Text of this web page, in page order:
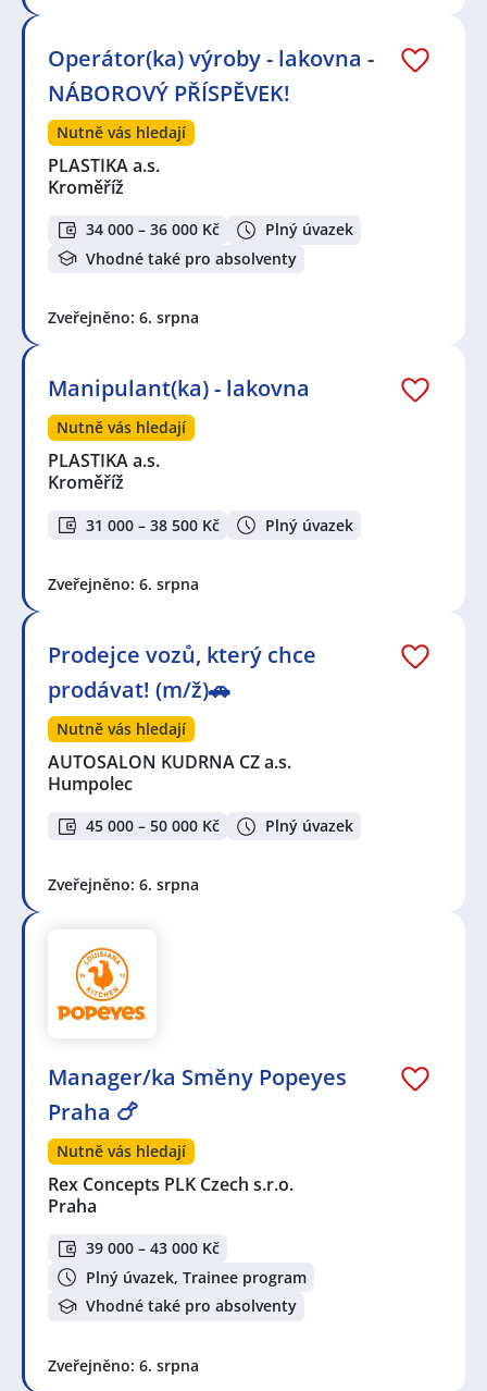
Operátor(ka) výroby - lakovna -
NÁBOROVÝ PŘÍSPĚVEK!
Nutně vás hledají
PLASTIKA a.s.
Kroměříž
34 000 – 36 000 Kč
Plný úvazek
Vhodné také pro absolventy
Zveřejněno: 6. srpna
Manipulant(ka) - lakovna
Nutně vás hledají
PLASTIKA a.s.
Kroměříž
31 000 – 38 500 Kč Plný úvazek
Zveřejněno: 6. srpna
Prodejce vozů, který chce
prodávat! (m/ž)🚗
Nutně vás hledají
AUTOSALON KUDRNA CZ a.s.
Humpolec
45 000 – 50 000 Kč Plný úvazek
Zveřejněno: 6. srpna
Manager/ka Směny Popeyes
Praha 🍗
Nutně vás hledají
Rex Concepts PLK Czech s.r.o.
Praha
39 000 – 43 000 Kč
Plný úvazek, Trainee program
Vhodné také pro absolventy
Zveřejněno: 6. srpna